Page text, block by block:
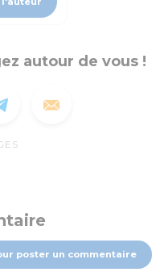
autour de vous !
poster un commentaire